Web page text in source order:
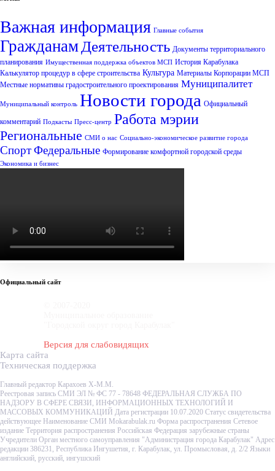
Важная информация Главные события
Гражданам Деятельность Документы территориального
планирования Имущественная поддержка объектов МСП История Карабулака
Калькулятор процедур в сфере строительства Культура Материалы Корпорации МСП
Местные нормативы градостроительного проектирования Муниципалитет
Муниципальный контроль Новости города Официальный
комментарий Подкасты Пресс-центр Работа мэрии
Региональные СМИ о нас Социально-экономическое развитие города
СпортФедеральные Формирование комфортной городской среды
Экономика и бизнес
Официальный сайт
Версия для слабовидящих
Карта сайта
Техническая поддержка
Главный редактор Карахоев Х-М.М.
Реестровая запись СМИ ЭЛ № ФС 77 - 78648 ФЕДЕРАЛЬНАЯ СЛУЖБА ПО
НАДЗОРУ В СФЕРЕ СВЯЗИ, ИНФОРМАЦИОННЫХ ТЕХНОЛОГИЙ И
МАССОВЫХ КОММУНИКАЦИЙ Дата регистрации 10.07.2020 Статус свидетельства
действующее Наименование СМИ Mokarabulak.ru Форма распространения Сетевое
издание Территория распространения Российская Федерация зарубежные страны
Учредители Орган местного самоуправления "Администрация города Карабулак" Адрес
редакции 386231, Республика Ингушетия, г. Карабулак, ул. Промысловая, д. 2/2 Языки
английский, русский, ингушский